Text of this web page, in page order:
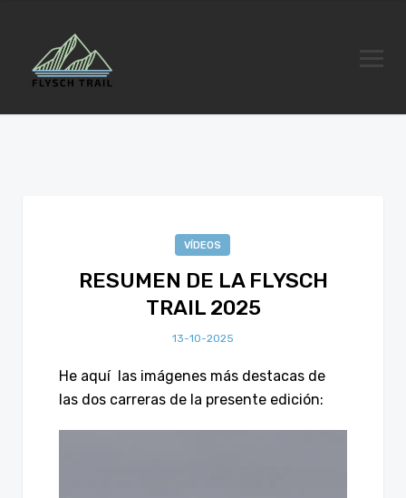
VÍDEOS
RESUMEN DE LA FLYSCH
TRAIL 2025
13-10-2025
He aquí las imágenes más destacas de
las dos carreras de la presente edición: